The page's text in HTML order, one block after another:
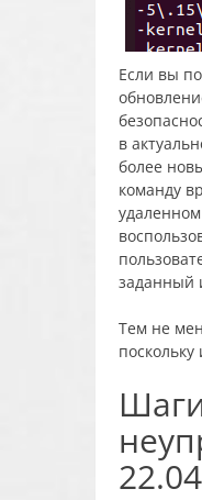
Если вы
в
более
команду
заданный
Тем не
22.04